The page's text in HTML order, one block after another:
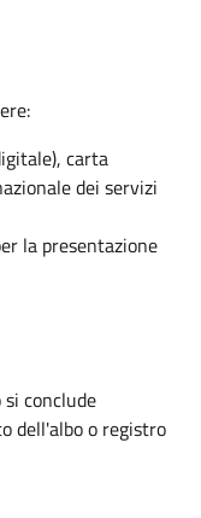
carta
dei servizi
la presentazione
conclude
dell'albo o registro